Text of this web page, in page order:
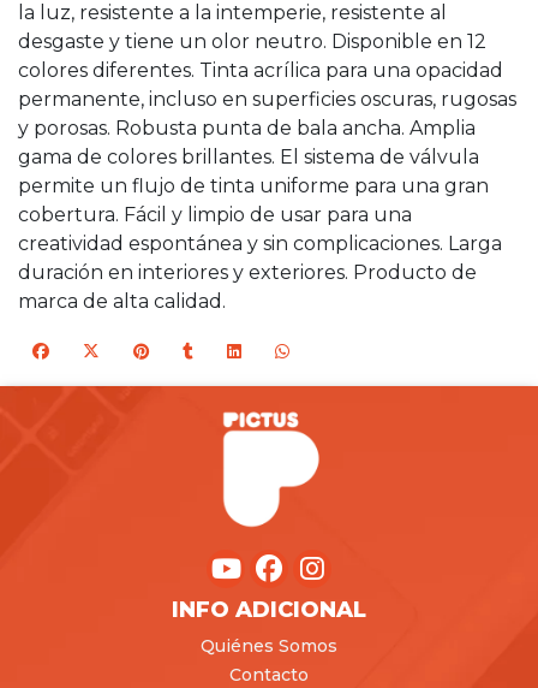
la luz, resistente a la intemperie, resistente al
desgaste y tiene un olor neutro. Disponible en 12
colores diferentes. Tinta acrílica para una opacidad
permanente, incluso en superficies oscuras, rugosas
y porosas. Robusta punta de bala ancha. Amplia
gama de colores brillantes. El sistema de válvula
permite un flujo de tinta uniforme para una gran
cobertura. Fácil y limpio de usar para una
creatividad espontánea y sin complicaciones. Larga
duración en interiores y exteriores. Producto de
marca de alta calidad.
INFO ADICIONAL
Quiénes Somos
Contacto